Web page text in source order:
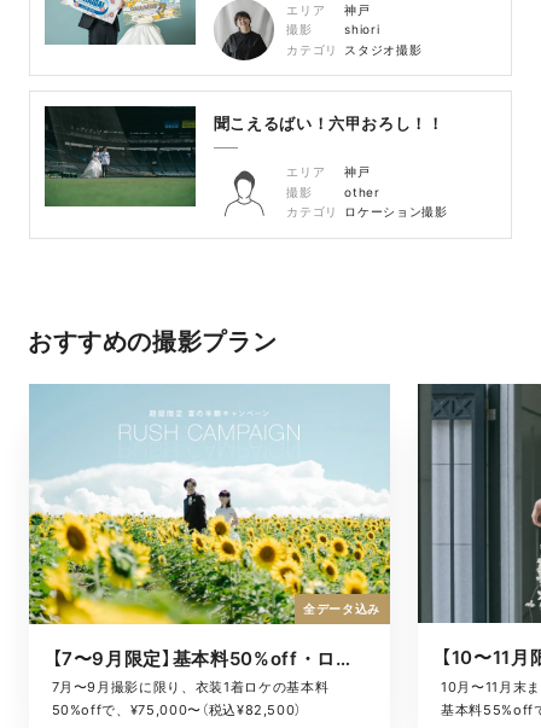
エリア
神戸
撮影
shiori
カテゴリ
スタジオ撮影
聞こえるばい！六甲おろし！！
エリア
神戸
撮影
other
カテゴリ
ロケーション撮影
おすすめの撮影プラン
【7〜9月限定】基本料50%off・ロケキャンペーン
7月〜9月撮影に限り、衣装1着ロケの基本料
50%offで、¥75,000〜（税込¥82,500）
全データ込み
10月〜11月末
基本料55%off